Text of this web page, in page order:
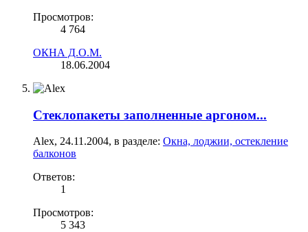
Просмотров:
4 764
ОКНА Д.О.М.
18.06.2004
Стеклопакеты заполненные аргоном...
Alex, 24.11.2004, в разделе: Окна, лоджии, остекление
балконов
Ответов:
1
Просмотров:
5 343